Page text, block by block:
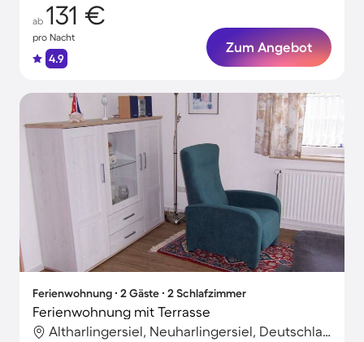
ab 131 €
pro Nacht
4.9
Zum Angebot
Ferienwohnung ∙ 2 Gäste ∙ 2 Schlafzimmer
Ferienwohnung mit Terrasse
Altharlingersiel, Neuharlingersiel, Deutschland